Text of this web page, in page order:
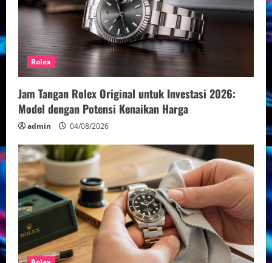
Rolex
Jam Tangan Rolex Original untuk Investasi 2026:
Model dengan Potensi Kenaikan Harga
admin 04/08/2026